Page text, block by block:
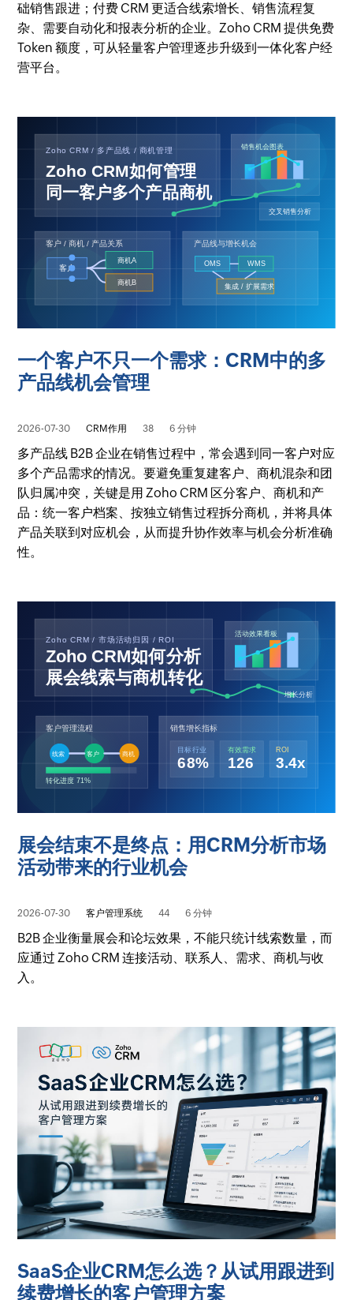
础销售跟进；付费 CRM 更适合线索增长、销售流程复
杂、需要自动化和报表分析的企业。Zoho CRM 提供免费
Token 额度，可从轻量客户管理逐步升级到一体化客户经
营平台。
一个客户不只一个需求：CRM中的多
产品线机会管理
2026-07-30 CRM作用 38 6 分钟
多产品线 B2B 企业在销售过程中，常会遇到同一客户对应
多个产品需求的情况。要避免重复建客户、商机混杂和团
队归属冲突，关键是用 Zoho CRM 区分客户、商机和产
品：统一客户档案、按独立销售过程拆分商机，并将具体
产品关联到对应机会，从而提升协作效率与机会分析准确
性。
展会结束不是终点：用CRM分析市场
活动带来的行业机会
2026-07-30 客户管理系统 44 6 分钟
B2B 企业衡量展会和论坛效果，不能只统计线索数量，而
应通过 Zoho CRM 连接活动、联系人、需求、商机与收
入。
SaaS企业CRM怎么选？从试用跟进到
续费增长的客户管理方案